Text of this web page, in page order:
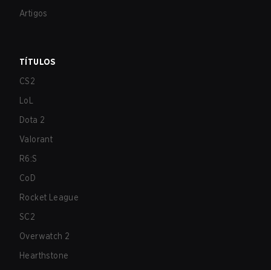
Artigos
TÍTULOS
CS2
LoL
Dota 2
Valorant
R6:S
CoD
Rocket League
SC2
Overwatch 2
Hearthstone